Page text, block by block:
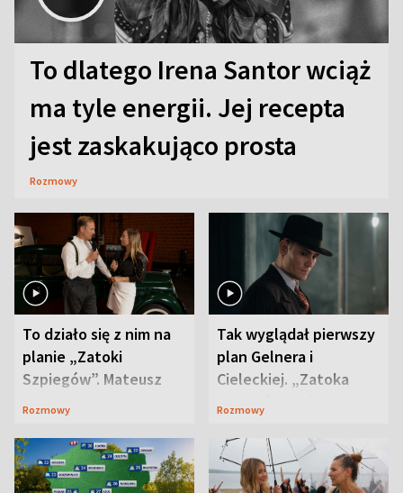
To dlatego Irena Santor wciąż
ma tyle energii. Jej recepta
jest zaskakująco prosta
Rozmowy
To działo się z nim na
planie „Zatoki
Szpiegów”. Mateusz
Janicki odsłonił
Rozmowy
Tak wyglądał pierwszy
plan Gelnera i
Cieleckiej. „Zatoka
szpiegów” od razu ich
Rozmowy